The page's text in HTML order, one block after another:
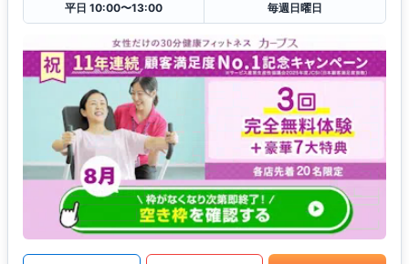
平日 10:00〜13:00
毎週日曜日